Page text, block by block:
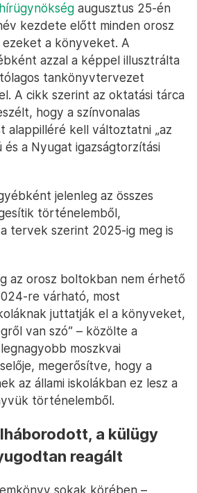
augusztus 25-én
kezdete előtt minden orosz
a könyveket. A
azzal a képpel illusztrálta
tankönyvtervezet
A cikk szerint az oktatási tárca
hogy a színvonalas
alappilléré kell változtatni „az
és a Nyugat igazságtorzítási
jelenleg az összes
történelemből,
tervek szerint 2025-ig meg is
az orosz boltokban nem érhető
re várható, most
juttatják el a könyveket,
van szó” – közölte a
moszkvai
megerősítve, hogy a
az állami iskolákban ez lesz a
történelemből.
a külügy
reagált
sokak körében –